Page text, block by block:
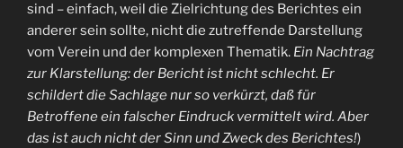
sind – einfach, weil die Zielrichtung des Berichtes ein
anderer sein sollte, nicht die zutreffende Darstellung
vom Verein und der komplexen Thematik. Ein Nachtrag
zur Klarstellung: der Bericht ist nicht schlecht. Er
schildert die Sachlage nur so verkürzt, daß für
Betroffene ein falscher Eindruck vermittelt wird. Aber
das ist auch nicht der Sinn und Zweck des Berichtes!)